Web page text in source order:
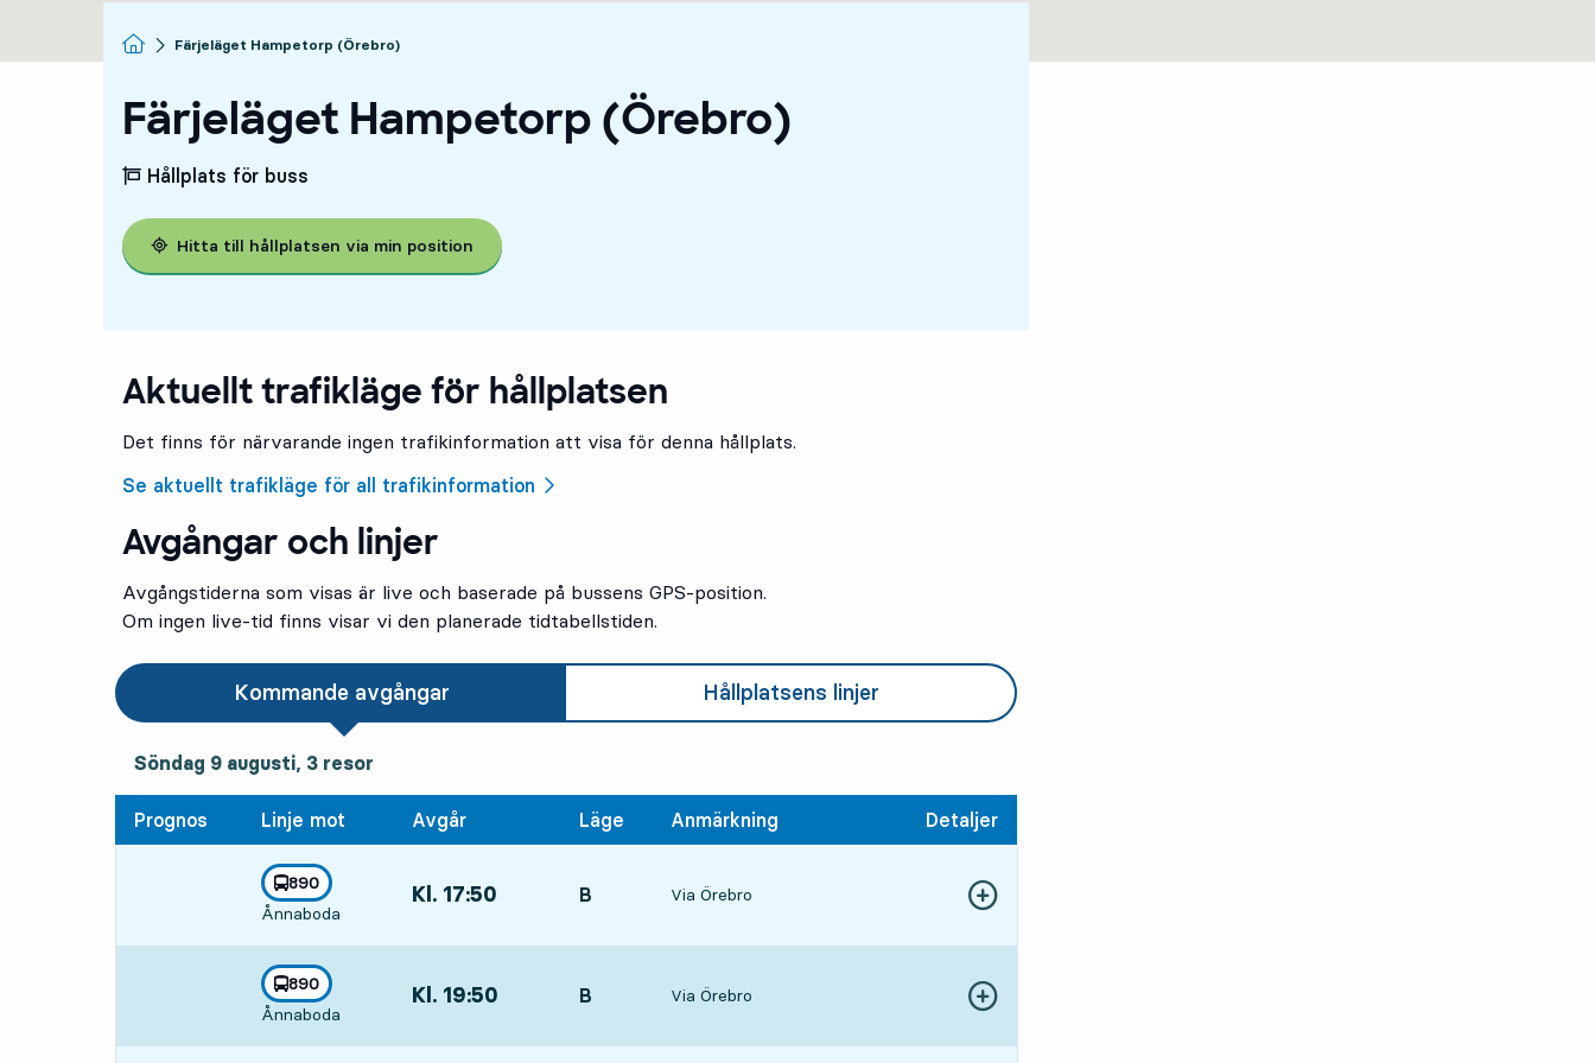
Startsida
Färjeläget Hampetorp (Örebro)
Färjeläget Hampetorp (Örebro)
Hållplats för buss
Hitta till hållplatsen via min position
Aktuellt trafikläge för hållplatsen
Det finns för närvarande ingen trafikinformation att visa för denna hållplats.
Se aktuellt trafikläge för all trafikinformation
Avgångar och linjer
Avgångstiderna som visas är live och baserade på bussens GPS-position.
Om ingen live-tid finns visar vi den planerade tidtabellstiden.
Kommande avgångar Hållplatsens linjer
söndag 9 augusti, 3resor
Söndag 9 augusti, 3 resor
Prognos Linje mot Avgår Läge Anmärkning Detaljer
linje
890
mot
Ånnaboda
, Kl. 17:50 LÄGE,
B Via Örebro Visa fler detaljer
linje
890
mot
Ånnaboda
, Kl. 19:50 LÄGE,
B Via Örebro Visa fler detaljer